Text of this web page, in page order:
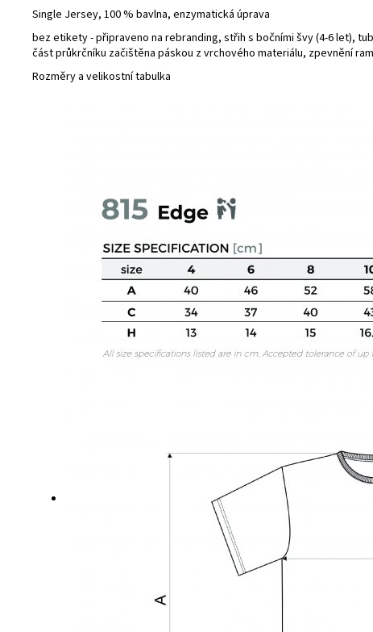
Single Jersey, 100 % bavlna, enzymatická úprava
bez etikety - připraveno na rebranding, střih s bočními švy (4-6 let),
část průkrčníku začištěna páskou z vrchového materiálu, zpevnění
Rozměry a velikostní tabulka